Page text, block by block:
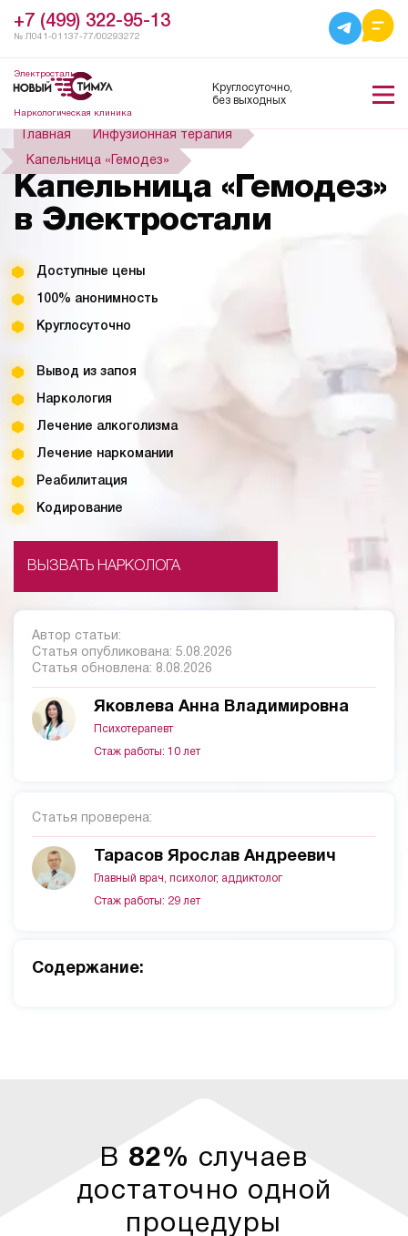
+7 (499) 322-95-13
№ Л041-01137-77/00293272
Электросталь
Наркологическая клиника
Круглосуточно,
без выходных
Главная Инфузионная терапия
Капельница «Гемодез»
Капельница «Гемодез»
в Электростали
Доступные цены
100% анонимность
Круглосуточно
Вывод из запоя
Наркология
Лечение алкоголизма
Лечение наркомании
Реабилитация
Кодирование
ВЫЗВАТЬ НАРКОЛОГА
Cодержание:
Автор статьи:
Статья опубликована: 5.08.2026
Статья обновлена: 8.08.2026
Яковлева Анна Владимировна
Психотерапевт
Стаж работы: 10 лет
Статья проверена:
Тарасов Ярослав Андреевич
Главный врач, психолог, аддиктолог
Стаж работы: 29 лет
В 82% случаев
достаточно одной
процедуры